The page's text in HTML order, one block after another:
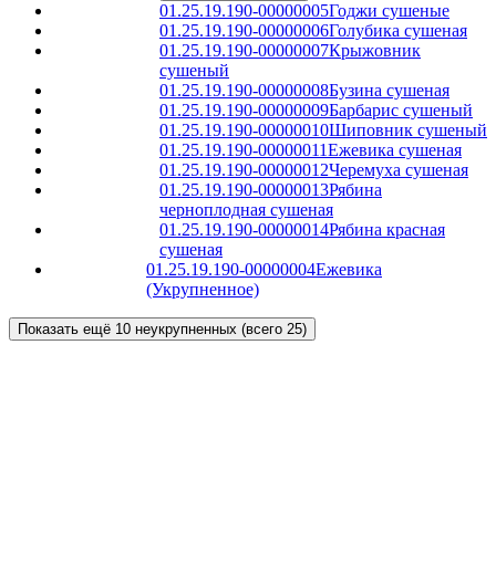
01.25.19.190-00000005Годжи сушеные
01.25.19.190-00000006Голубика сушеная
01.25.19.190-00000007Крыжовник
сушеный
01.25.19.190-00000008Бузина сушеная
01.25.19.190-00000009Барбарис сушеный
01.25.19.190-00000010Шиповник сушеный
01.25.19.190-00000011Ежевика сушеная
01.25.19.190-00000012Черемуха сушеная
01.25.19.190-00000013Рябина
черноплодная сушеная
01.25.19.190-00000014Рябина красная
сушеная
01.25.19.190-00000004Ежевика
(Укрупненное)
Показать ещё 10 неукрупненных (всего 25)